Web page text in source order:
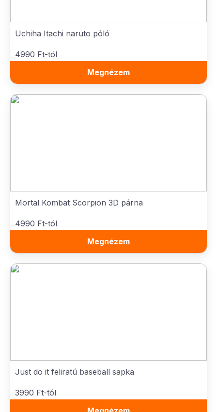
Uchiha Itachi naruto póló
4990 Ft-tól
Megnézem
Mortal Kombat Scorpion 3D párna
4990 Ft-tól
Megnézem
Just do it feliratú baseball sapka
3990 Ft-tól